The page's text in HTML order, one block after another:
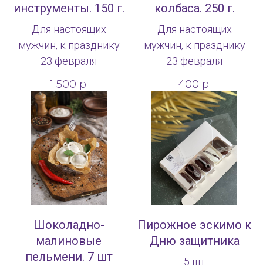
инструменты. 150 г.
Для настоящих
мужчин, к празднику
23 февраля
1 500 р.
колбаса. 250 г.
Для настоящих
мужчин, к празднику
23 февраля
400 р.
Шоколадно-
малиновые
пельмени. 7 шт
Пирожное эскимо к
Дню защитника
5 шт